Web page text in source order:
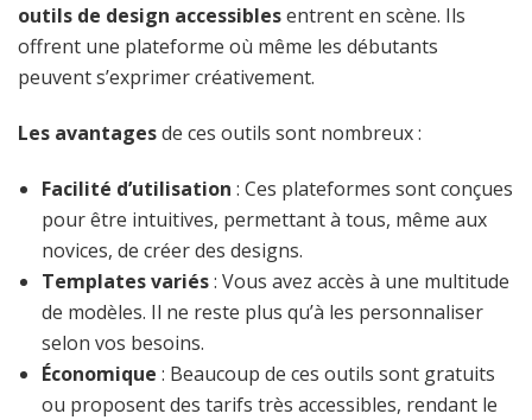
outils de design accessiblesentrent en scène. Ils
offrent une plateforme où même les débutants
peuvent s’exprimer créativement.
Les avantagesde ces outils sont nombreux :
Facilité d’utilisation : Ces plateformes sont conçues
pour être intuitives, permettant à tous, même aux
novices, de créer des designs.
Templates variés: Vous avez accès à une multitude
de modèles. Il ne reste plus qu’à les personnaliser
selon vos besoins.
Économique : Beaucoup de ces outils sont gratuits
ou proposent des tarifs très accessibles, rendant le